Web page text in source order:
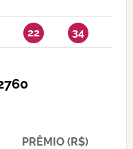
22 34
PRÊMIO (R$)